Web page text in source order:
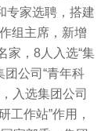
专家选聘，搭建
组主席，新增
家，8人入选“集
团公司“青年科
入选集团公司
工作站”作用，